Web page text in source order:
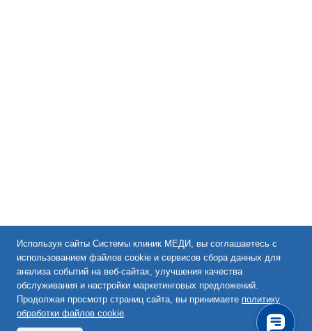
Используя сайты Системы клиник МЕДИ, вы соглашаетесь с
использованием файлов cookie и сервисов сбора данных для
анализа событий на веб-сайтах, улучшения качества
обслуживания и настройки маркетинговых предложений.
Продолжая просмотр страниц сайта, вы принимаете политику
обработки файлов cookie.